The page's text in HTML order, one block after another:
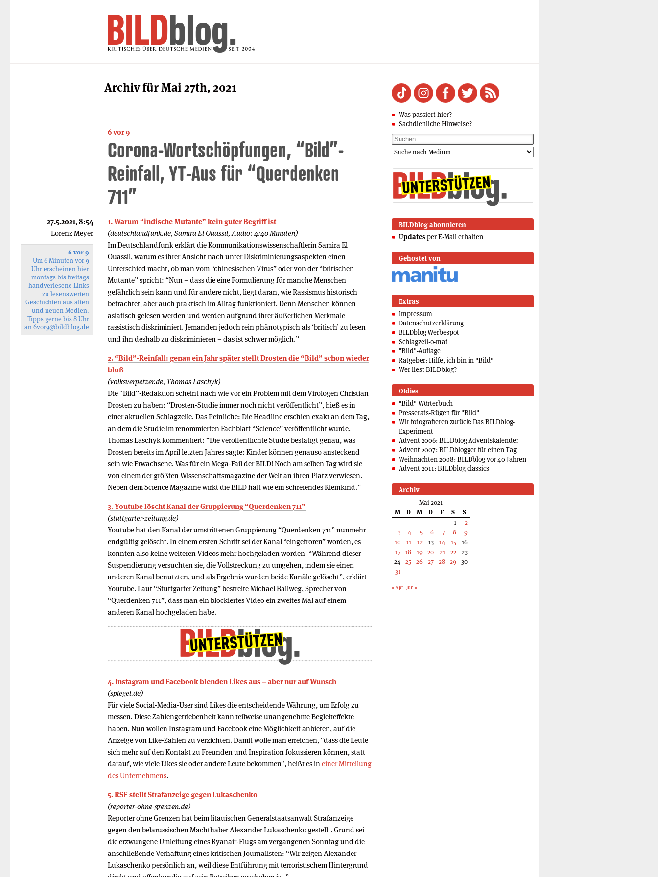
Archiv für Mai 27th, 2021
6 vor 9
Corona-Wortschöpfungen, “Bild”-
Reinfall, YT-Aus für “Querdenken
711”
1. Warum “indische Mutante” kein guter Begriff ist
(deutschlandfunk.de, Samira El Ouassil, Audio: 4:40 Minuten)
Im Deutschlandfunk erklärt die Kommunikationswissenschaftlerin Samira El
Ouassil, warum es ihrer Ansicht nach unter Diskriminierungsaspekten einen
Unterschied macht, ob man vom “chinesischen Virus” oder von der “britischen
Mutante” spricht: “Nun – dass die eine Formulierung für manche Menschen
gefährlich sein kann und für andere nicht, liegt daran, wie Rassismus historisch
betrachtet, aber auch praktisch im Alltag funktioniert. Denn Menschen können
asiatisch gelesen werden und werden aufgrund ihrer äußerlichen Merkmale
rassistisch diskriminiert. Jemanden jedoch rein phänotypisch als ‘britisch’ zu lesen
und ihn deshalb zu diskriminieren – das ist schwer möglich.”
2. “Bild”-Reinfall: genau ein Jahr später stellt Drosten die “Bild” schon wieder
bloß
(volksverpetzer.de, Thomas Laschyk)
Die “Bild”-Redaktion scheint nach wie vor ein Problem mit dem Virologen Christian
Drosten zu haben: “Drosten-Studie immer noch nicht veröffentlicht”, hieß es in
einer aktuellen Schlagzeile. Das Peinliche: Die Headline erschien exakt an dem Tag,
an dem die Studie im renommierten Fachblatt “Science” veröffentlicht wurde.
Thomas Laschyk kommentiert: “Die veröffentlichte Studie bestätigt genau, was
Drosten bereits im April letzten Jahres sagte: Kinder können genauso ansteckend
sein wie Erwachsene. Was für ein Mega-Fail der BILD! Noch am selben Tag wird sie
von einem der größten Wissenschaftsmagazine der Welt an ihren Platz verwiesen.
Neben dem Science Magazine wirkt die BILD halt wie ein schreiendes Kleinkind.”
3. Youtube löscht Kanal der Gruppierung “Querdenken 711”
(stuttgarter-zeitung.de)
Youtube hat den Kanal der umstrittenen Gruppierung “Querdenken 711” nunmehr
endgültig gelöscht. In einem ersten Schritt sei der Kanal “eingefroren” worden, es
konnten also keine weiteren Videos mehr hochgeladen worden. “Während dieser
Suspendierung versuchten sie, die Vollstreckung zu umgehen, indem sie einen
anderen Kanal benutzten, und als Ergebnis wurden beide Kanäle gelöscht”, erklärt
Youtube. Laut “Stuttgarter Zeitung” bestreite Michael Ballweg, Sprecher von
“Querdenken 711”, dass man ein blockiertes Video ein zweites Mal auf einem
anderen Kanal hochgeladen habe.
4. Instagram und Facebook blenden Likes aus – aber nur auf Wunsch
(spiegel.de)
Für viele Social-Media-User sind Likes die entscheidende Währung, um Erfolg zu
messen. Diese Zahlengetriebenheit kann teilweise unangenehme Begleiteffekte
haben. Nun wollen Instagram und Facebook eine Möglichkeit anbieten, auf die
Anzeige von Like-Zahlen zu verzichten. Damit wolle man erreichen, “dass die Leute
sich mehr auf den Kontakt zu Freunden und Inspiration fokussieren können, statt
darauf, wie viele Likes sie oder andere Leute bekommen”, heißt es in einer Mitteilung
des Unternehmens.
5. RSF stellt Strafanzeige gegen Lukaschenko
(reporter-ohne-grenzen.de)
Reporter ohne Grenzen hat beim litauischen Generalstaatsanwalt Strafanzeige
gegen den belarussischen Machthaber Alexander Lukaschenko gestellt. Grund sei
die erzwungene Umleitung eines Ryanair-Flugs am vergangenen Sonntag und die
anschließende Verhaftung eines kritischen Journalisten: “Wir zeigen Alexander
Lukaschenko persönlich an, weil diese Entführung mit terroristischem Hintergrund
27.5.2021, 8:54
Lorenz Meyer
6 vor 9
Um 6 Minuten vor 9
Uhr erscheinen hier
montags bis freitags
handverlesene Links
zu lesenswerten
Geschichten aus alten
und neuen Medien.
Tipps gerne bis 8 Uhr
an6vor9@bildblog.de
Was passiert hier?
Sachdienliche Hinweise?
BILDblog abonnieren
Updates per E-Mail erhalten
Gehostet von
Extras
Impressum
Datenschutzerklärung
BILDblog-Werbespot
Schlagzeil-o-mat
"Bild"-Auflage
Ratgeber: Hilfe, ich bin in "Bild"
Wer liest BILDblog?
Oldies
"Bild"-Wörterbuch
Presserats-Rügen für "Bild"
Wir fotografieren zurück: Das BILDblog-
Experiment
Advent 2006: BILDblog-Adventskalender
Advent 2007: BILDblogger für einen Tag
Weihnachten 2008: BILDblog vor 40 Jahren
Advent 2011: BILDblog classics
Archiv
Mai 2021
M
D M D F S
S
1
2
3
4 5 6 7 8
9
10
11 12 13 14 15
16
17 18 19 20 21 22
23
24 25 26 27 28 29 30
31
« Apr Jun »